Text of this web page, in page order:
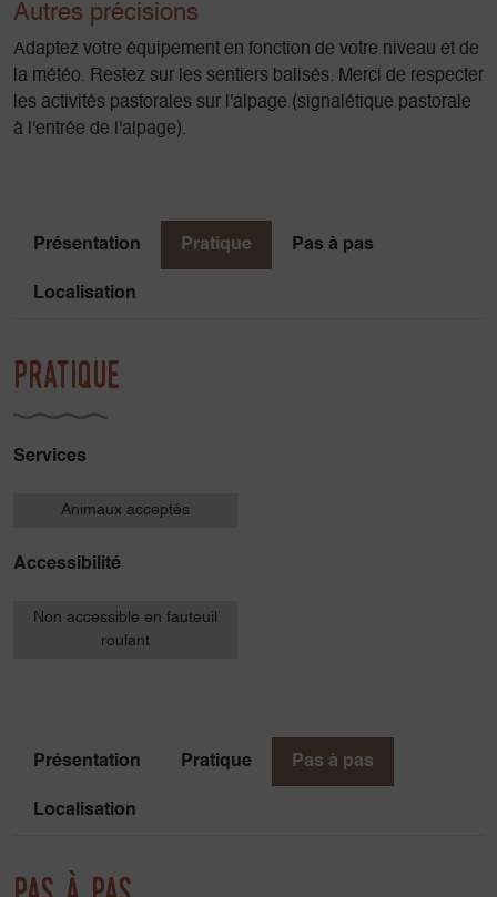
Autres précisions
Adaptez votre équipement en fonction de votre niveau et de
la météo. Restez sur les sentiers balisés. Merci de respecter
les activités pastorales sur l'alpage (signalétique pastorale
à l'entrée de l'alpage).
Présentation Pratique Pas à pas
Localisation
Pratique
Services
Animaux acceptés
Accessibilité
Non accessible en fauteuil
roulant
Présentation Pratique Pas à pas
Localisation